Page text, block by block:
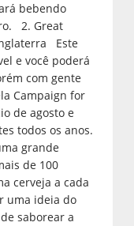
bebendo
2. Great
Este
e você poderá
com gente
Campaign for
de agosto e
todos os anos.
grande
de 100
cerveja a cada
uma ideia do
saborear a